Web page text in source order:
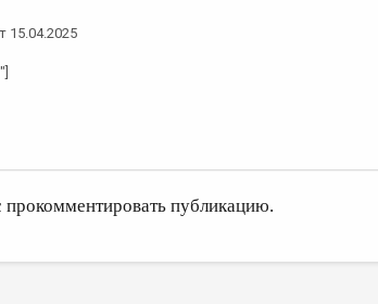
15.04.2025
публикацию.